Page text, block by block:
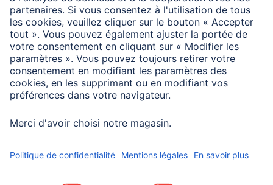
Domaines d'utilisations
Dimension de l'écran 27,68 cm (10,9")